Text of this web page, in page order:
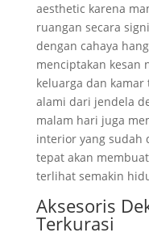
aesthetic karena
ruangan secara
dengan cahaya
menciptakan kesan
keluarga dan
alami dari jendela
malam hari juga
interior yang sudah
tepat akan
terlihat semakin
Aksesoris
Terkurasi